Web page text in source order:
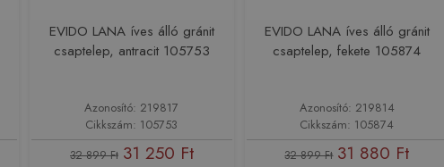
EVIDO LANA íves álló gránit
csaptelep, antracit 105753
Azonosító: 219817
Cikkszám: 105753
32 899 Ft 31 250 Ft
EVIDO LANA íves álló gránit
csaptelep, fekete 105874
Azonosító: 219814
Cikkszám: 105874
32 899 Ft 31 880 Ft